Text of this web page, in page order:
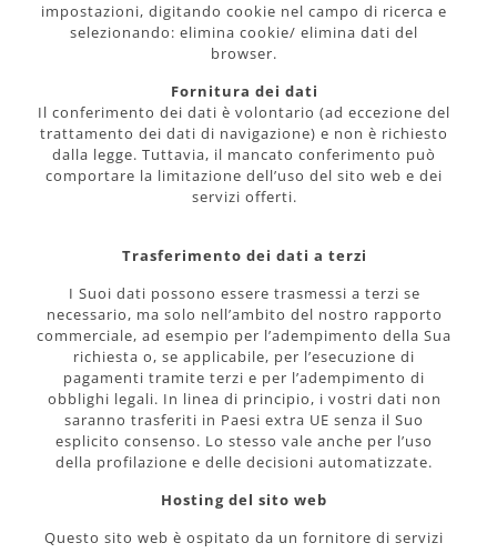
impostazioni, digitando cookie nel campo di ricerca e
selezionando: elimina cookie/ elimina dati del
browser.
Fornitura dei dati
Il conferimento dei dati è volontario (ad eccezione del
trattamento dei dati di navigazione) e non è richiesto
dalla legge. Tuttavia, il mancato conferimento può
comportare la limitazione dell’uso del sito web e dei
servizi offerti.
Trasferimento dei dati a terzi
I Suoi dati possono essere trasmessi a terzi se
necessario, ma solo nell’ambito del nostro rapporto
commerciale, ad esempio per l’adempimento della Sua
richiesta o, se applicabile, per l’esecuzione di
pagamenti tramite terzi e per l’adempimento di
obblighi legali. In linea di principio, i vostri dati non
saranno trasferiti in Paesi extra UE senza il Suo
esplicito consenso. Lo stesso vale anche per l’uso
della profilazione e delle decisioni automatizzate.
Hosting del sito web
Questo sito web è ospitato da un fornitore di servizi